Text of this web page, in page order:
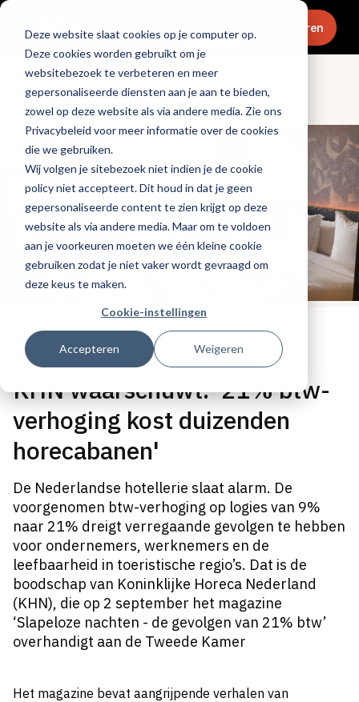
Deze website slaat cookies op je computer op.
Deze cookies worden gebruikt om je
websitebezoek te verbeteren en meer
gepersonaliseerde diensten aan je aan te bieden,
zowel op deze website als via andere media. Zie ons
Privacybeleid voor meer informatie over de cookies
die we gebruiken.
Wij volgen je sitebezoek niet indien je de cookie
policy niet accepteert. Dit houd in dat je geen
gepersonaliseerde content te zien krijgt op deze
website als via andere media. Maar om te voldoen
aan je voorkeuren moeten we één kleine cookie
gebruiken zodat je niet vaker wordt gevraagd om
deze keus te maken.
Cookie-instellingen
Accepteren Weigeren
Menu Abonneren
Ondernemen
Tags:hotels,khn
Gepubliceerd op: 1 september 2025
KHN waarschuwt: '21% btw-
verhoging kost duizenden
horecabanen'
De Nederlandse hotellerie slaat alarm. De
voorgenomen btw-verhoging op logies van 9%
naar 21% dreigt verregaande gevolgen te hebben
voor ondernemers, werknemers en de
leefbaarheid in toeristische regio’s. Dat is de
boodschap van Koninklijke Horeca Nederland
(KHN), die op 2 september het magazine
‘Slapeloze nachten - de gevolgen van 21% btw’
overhandigt aan de Tweede Kamer
Het magazine bevat aangrijpende verhalen van